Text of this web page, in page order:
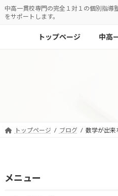
中高一貫校専門の完全１対１の個別指導
をサポートします。
トップページ 中高
トップページ ブログ 数学が出来
メニュー